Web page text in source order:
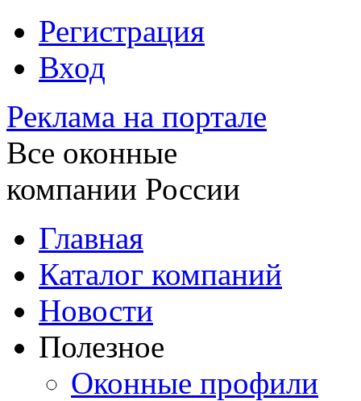
Регистрация
Вход
Реклама на портале
Все оконные
компании России
Главная
Каталог компаний
Новости
Полезное
Оконные профили